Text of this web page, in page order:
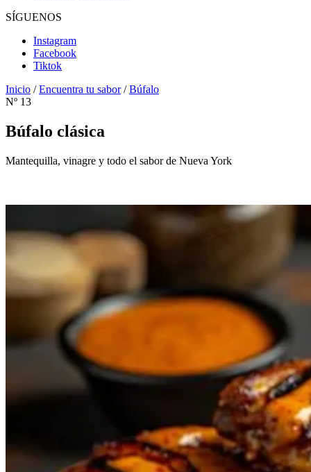
SÍGUENOS
Instagram
Facebook
Tiktok
Inicio /Encuentra tu sabor/Búfalo
Nº 13
Búfalo clásica
Mantequilla, vinagre y todo el sabor de Nueva York